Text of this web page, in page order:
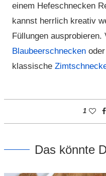
einem Hefeschnecken
kannst herrlich kreativ
Füllungen
Blaubeerschnecken
klassische
1
Das könnte